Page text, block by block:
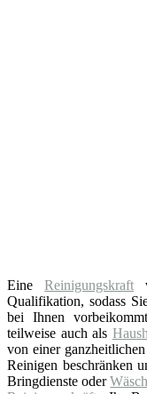
EineReinigungskraft
Qualifikation, sodass
bei Ihnen
teilweise auch als
von einer ganzheitlichen
Reinigen beschränken
Bringdienste oder